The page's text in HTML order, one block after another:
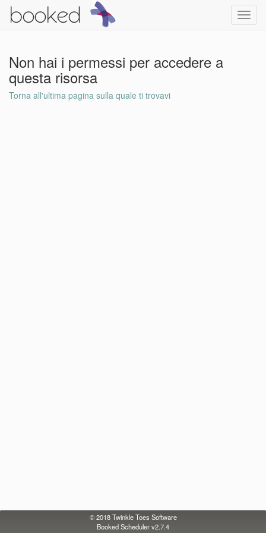
Non hai i permessi per accedere a
questa risorsa
Torna all'ultima pagina sulla quale ti trovavi
© 2018Twinkle Toes Software
Booked Scheduler v2.7.4